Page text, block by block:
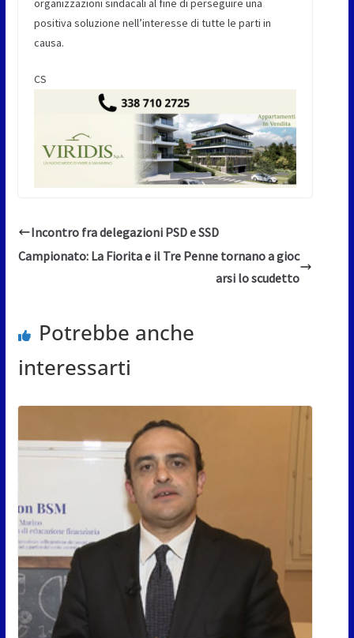
organizzazioni sindacali al fine di perseguire una
positiva soluzione nell’interesse di tutte le parti in
causa.
CS
Incontro fra delegazioni PSD e SSD
Campionato: La Fiorita e il Tre Penne tornano a gioc
arsi lo scudetto
Potrebbe anche
interessarti